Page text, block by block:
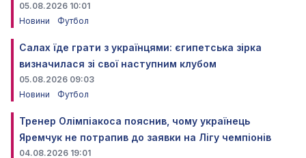
05.08.2026 10:01
Новини
Футбол
Салах їде грати з українцями: єгипетська зірка
визначилася зі свої наступним клубом
05.08.2026 09:03
Новини
Футбол
Тренер Олімпіакоса пояснив, чому українець
Яремчук не потрапив до заявки на Лігу чемпіонів
04.08.2026 19:01